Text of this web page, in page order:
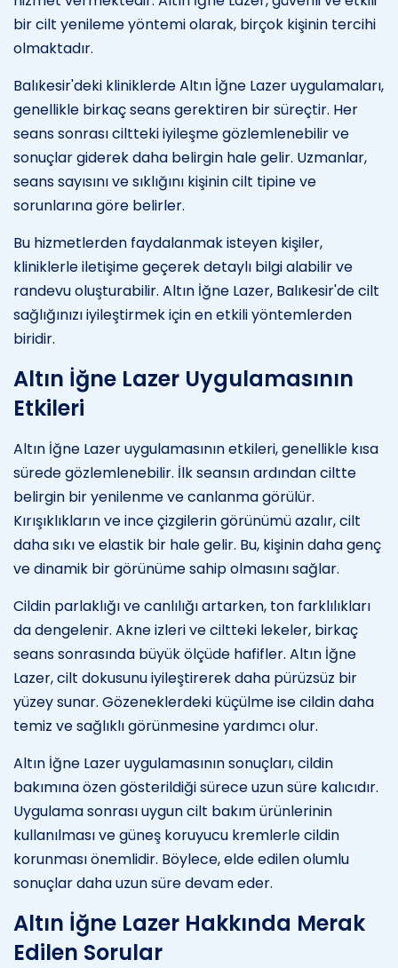
bir cilt yenileme yöntemi olarak, birçok kişinin tercihi
olmaktadır.
Balıkesir'deki kliniklerde Altın İğne Lazer uygulamaları,
genellikle birkaç seans gerektiren bir süreçtir. Her
seans sonrası ciltteki iyileşme gözlemlenebilir ve
sonuçlar giderek daha belirgin hale gelir. Uzmanlar,
seans sayısını ve sıklığını kişinin cilt tipine ve
sorunlarına göre belirler.
Bu hizmetlerden faydalanmak isteyen kişiler,
kliniklerle iletişime geçerek detaylı bilgi alabilir ve
randevu oluşturabilir. Altın İğne Lazer, Balıkesir'de cilt
sağlığınızı iyileştirmek için en etkili yöntemlerden
biridir.
Altın İğne Lazer Uygulamasının
Etkileri
Altın İğne Lazer uygulamasının etkileri, genellikle kısa
sürede gözlemlenebilir. İlk seansın ardından ciltte
belirgin bir yenilenme ve canlanma görülür.
Kırışıklıkların ve ince çizgilerin görünümü azalır, cilt
daha sıkı ve elastik bir hale gelir. Bu, kişinin daha genç
ve dinamik bir görünüme sahip olmasını sağlar.
Cildin parlaklığı ve canlılığı artarken, ton farklılıkları
da dengelenir. Akne izleri ve ciltteki lekeler, birkaç
seans sonrasında büyük ölçüde hafifler. Altın İğne
Lazer, cilt dokusunu iyileştirerek daha pürüzsüz bir
yüzey sunar. Gözeneklerdeki küçülme ise cildin daha
temiz ve sağlıklı görünmesine yardımcı olur.
Altın İğne Lazer uygulamasının sonuçları, cildin
bakımına özen gösterildiği sürece uzun süre kalıcıdır.
Uygulama sonrası uygun cilt bakım ürünlerinin
kullanılması ve güneş koruyucu kremlerle cildin
korunması önemlidir. Böylece, elde edilen olumlu
sonuçlar daha uzun süre devam eder.
Altın İğne Lazer Hakkında Merak
Edilen Sorular